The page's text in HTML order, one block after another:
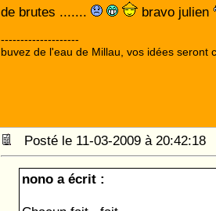
de brutes .......
bravo julien
--------------------
buvez de l'eau de Millau, vos idées seront
Posté le 11-03-2009 à
nono a écrit :